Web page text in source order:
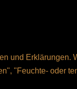
und Erklärungen.
"Feuchte- oder